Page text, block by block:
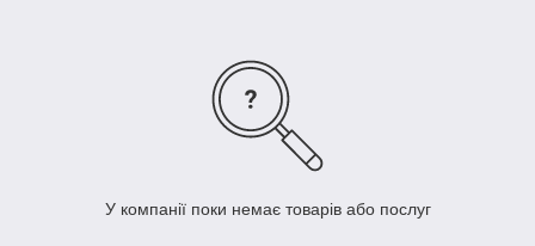
У компанії поки немає товарів або послуг